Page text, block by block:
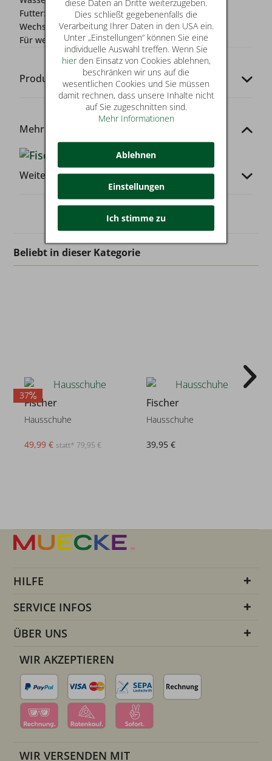
Futter:
Wechselfussbett: Ja
Für wen?:
Damen
Produkt-Codes
Mehr von dieser Marke
Weitere Infos
Beliebt in dieser Kategorie
37
Fischer
Hausschuhe
49,99 € statt* 79,95 €
Fischer
Hausschuhe
39,95 €
HILFE
SERVICE INFOS
ÜBER UNS
WIR AKZEPTIEREN
WIR VERSENDEN MIT
Dies schließt gegebenenfalls die
Verarbeitung Ihrer Daten in den USA ein.
Unter „Einstellungen“ können Sie eine
individuelle Auswahl treffen. Wenn Sie
hierden Einsatz von Cookies ablehnen,
beschränken wir uns auf die
wesentlichen Cookies und Sie müssen
damit rechnen, dass unsere Inhalte nicht
auf Sie zugeschnitten sind.
Mehr Informationen
Ablehnen
Einstellungen
Ich stimme zu